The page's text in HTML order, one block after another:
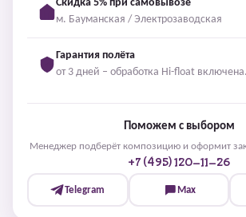
Скидка 5% при самовывозе
м. Бауманская / Электрозаводская
Гарантия полёта
от 3 дней – обработка Hi-float включена.
Поможем с выбором
Менеджер подберёт композицию и оформит
+7 (495) 120-11-26
Telegram Max